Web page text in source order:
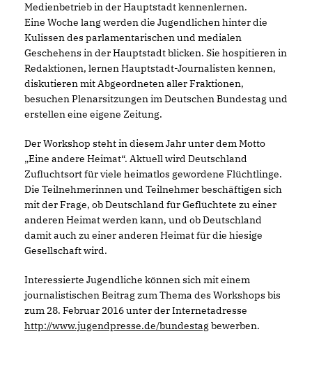
Medienbetrieb in der Hauptstadt kennenlernen.
Eine Woche lang werden die Jugendlichen hinter die
Kulissen des parlamentarischen und medialen
Geschehens in der Hauptstadt blicken. Sie hospitieren in
Redaktionen, lernen Hauptstadt-Journalisten kennen,
diskutieren mit Abgeordneten aller Fraktionen,
besuchen Plenarsitzungen im Deutschen Bundestag und
erstellen eine eigene Zeitung.
Der Workshop steht in diesem Jahr unter dem Motto
Eine andere Heimat“. Aktuell wird Deutschland
Zufluchtsort für viele heimatlos gewordene Flüchtlinge.
Die Teilnehmerinnen und Teilnehmer beschäftigen sich
mit der Frage, ob Deutschland für Geflüchtete zu einer
anderen Heimat werden kann, und ob Deutschland
damit auch zu einer anderen Heimat für die hiesige
Gesellschaft wird.
Interessierte Jugendliche können sich mit einem
journalistischen Beitrag zum Thema des Workshops bis
zum 28. Februar 2016 unter der Internetadresse
http://www.jugendpresse.de/bundestagbewerben.